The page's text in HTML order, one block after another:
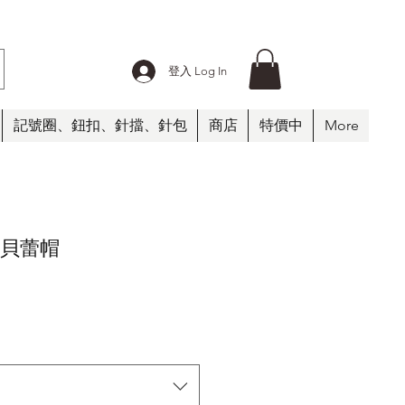
登入 Log In
記號圈、鈕扣、針擋、針包 商店 特價中 More
蕾帽